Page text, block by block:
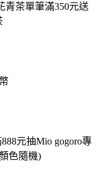
青茶單筆滿350元送
元抽Mio gogoro專
色隨機)